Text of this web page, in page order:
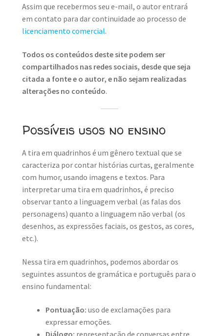
Assim que recebermos seu e-mail, o autor entrará
em contato para dar continuidade ao processo de
licenciamento comercial.
Todos os conteúdos deste site podem ser
compartilhados nas redes sociais, desde que seja
citada a fonte e o autor, e não sejam realizadas
alterações no conteúdo.
Possíveis usos no ensino
A tira em quadrinhos é um gênero textual que se
caracteriza por contar histórias curtas, geralmente
com humor, usando imagens e textos. Para
interpretar uma tira em quadrinhos, é preciso
observar tanto a linguagem verbal (as falas dos
personagens) quanto a linguagem não verbal (os
desenhos, as expressões faciais, os gestos, as cores,
etc.).
Nessa tira em quadrinhos, podemos abordar os
seguintes assuntos de gramática e português para o
ensino fundamental:
Pontuação: uso de exclamações para
expressar emoções.
Diálogo: representação de conversas entre